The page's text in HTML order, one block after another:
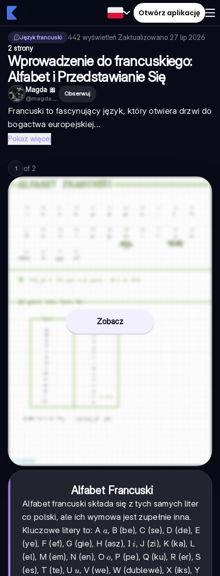
Otwórz aplikację
Język francuski 442 wyświetleń·Zaktualizowano 27 lip 2026·
2 strony
Wprowadzenie do francuskiego:
Alfabet i Przedstawianie Się
Magda 🎀
@magda._..
Obserwuj
Francuski to fascynujący język, który otwiera drzwi do
bogactwa europejskiej...
Pokaż więcej
1 of 2
Zobacz
Alfabet Francuski
Alfabet francuski składa się z tych samych liter
co polski, ale ich wymowa jest zupełnie inna.
Kluczowe litery to: A a
a, B (be), C (se), D (de), E
(ye), F (ef), G (gie), H (asz), Iii, J (zi), K (ka), L
(el), M (em), N (en), Oo
o, P (pe), Q (ku), R (er), S
(es), T (te), U u
u, V (we), W (dublewé), X (iks), Y